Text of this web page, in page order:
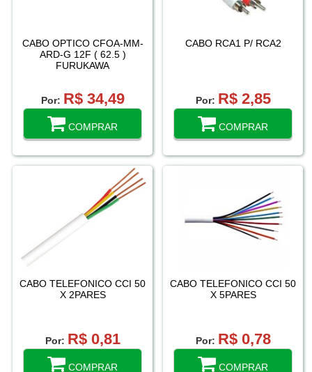
CABO OPTICO CFOA-MM-
ARD-G 12F ( 62.5 )
FURUKAWA
Por: R$ 34,49
COMPRAR
CABO RCA1 P/ RCA2
Por: R$ 2,85
COMPRAR
CABO TELEFONICO CCI 50
X 2PARES
Por: R$ 0,81
COMPRAR
CABO TELEFONICO CCI 50
X 5PARES
Por: R$ 0,78
COMPRAR